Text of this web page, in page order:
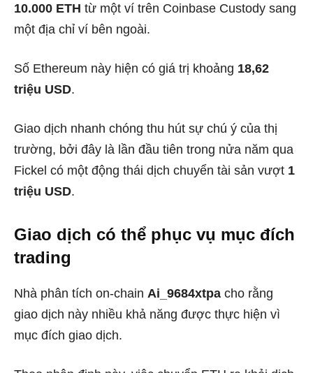
10.000 ETH từ một ví trên Coinbase Custody sang
một địa chỉ ví bên ngoài.
Số Ethereum này hiện có giá trị khoảng 18,62
triệu USD.
Giao dịch nhanh chóng thu hút sự chú ý của thị
trường, bởi đây là lần đầu tiên trong nửa năm qua
Fickel có một động thái dịch chuyển tài sản vượt 1
triệu USD.
Giao dịch có thể phục vụ mục đích
trading
Nhà phân tích on-chain Ai_9684xtpa cho rằng
giao dịch này nhiều khả năng được thực hiện vì
mục đích giao dịch.